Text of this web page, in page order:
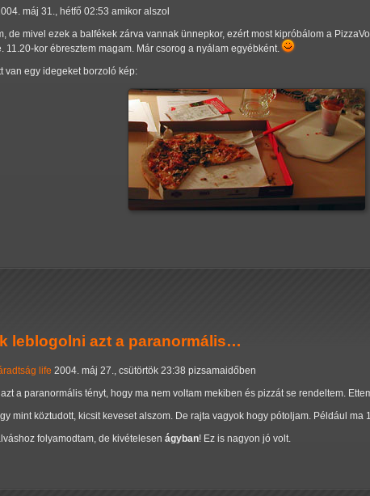
máj 31., hétfő 02:53 amikor alszol
de mivel ezek a balfékek zárva vannak ünnepkor, ezért most kipróbálom a
11.20-kor ébresztem magam. Már csorog a nyálam egyébként.
van egy idegeket borzoló kép:
leblogolni azt a paranormális…
life 2004. máj 27., csütörtök 23:38 pizsamaidőben
a paranormális tényt, hogy ma nem voltam mekiben és pizzát se rendeltem.
mint köztudott, kicsit keveset alszom. De rajta vagyok hogy pótoljam. Például ma
folyamodtam, de kivételesen ágyban! Ez is nagyon jó volt.